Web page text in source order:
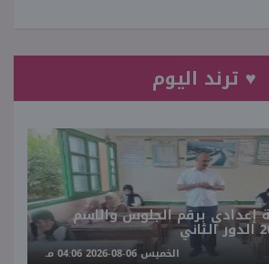
♥ ترند اليوم
إعدادي برقم الجلوس والاسم
الخميس 06-08-2026 04:06 مـ